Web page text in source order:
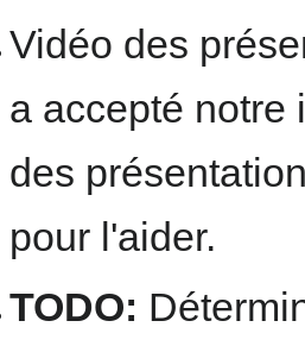
Vidéo des
a accepté notre
des
pour l'aider.
TODO: